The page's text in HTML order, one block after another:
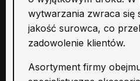
wytwarzania zwraca się
jakość surowca, co
zadowolenie klientów.
Asortyment firmy